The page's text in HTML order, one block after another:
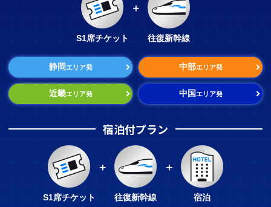
S1席チケット
＋
往復新幹線
静岡エリア発 中部エリア発
近畿エリア発 中国エリア発
宿泊付プラン
S1席チケット
＋
往復新幹線
＋
宿泊